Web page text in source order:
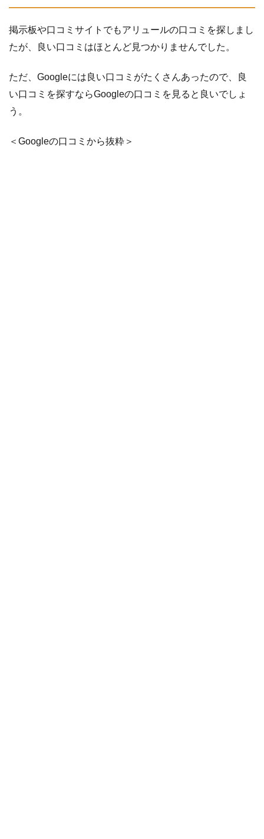
掲示板や口コミサイトでもアリュールの口コミを探しまし
たが、良い口コミはほとんど見つかりませんでした。
ただ、Googleには良い口コミがたくさんあったので、良
い口コミを探すならGoogleの口コミを見ると良いでしょ
う。
＜Googleの口コミから抜粋＞